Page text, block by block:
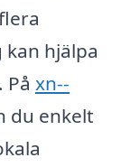
hjälpa
xn--
du enkelt